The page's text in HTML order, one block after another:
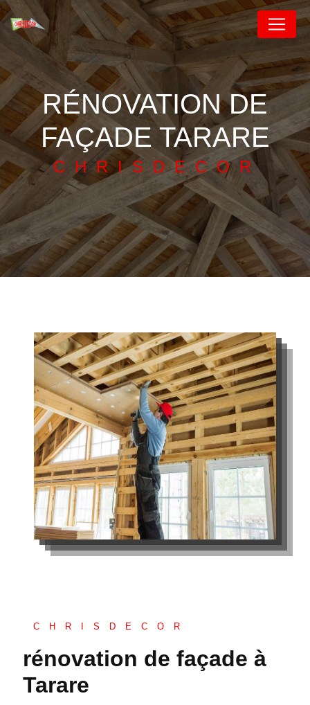
RÉNOVATION DE
FAÇADE TARARE
CHRISDECOR
CHRISDECOR
rénovation de façade à
Tarare
Panneau de gestion des cookies